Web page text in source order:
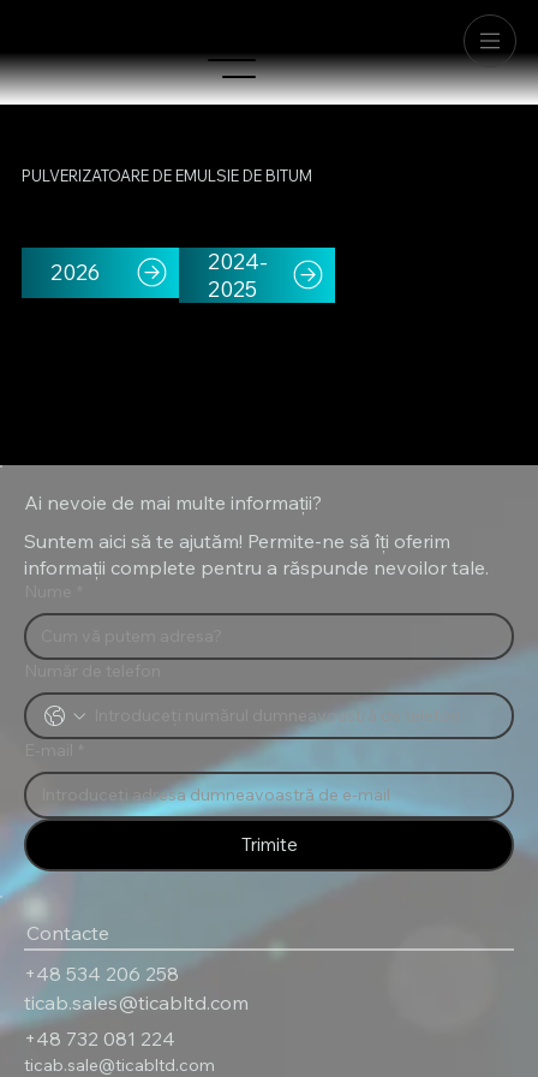
PULVERIZATOARE DE EMULSIE DE BITUM
2026
2024-
2025
Contacte
+48 534 206 258
ticab.sales@ticabltd.com
+48 732 081 224
ticab.sale@ticabltd.com
Ai nevoie de mai multe informații?
Suntem aici să te ajutăm! Permite-ne să îți oferim
informații complete pentru a răspunde nevoilor tale.
Trimite